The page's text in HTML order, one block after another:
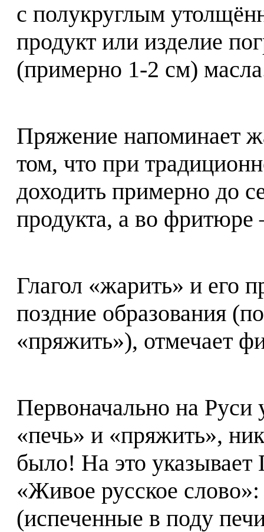
с полукруглым
продукт или изделие
(примерно 1-2 см)
Пряжение напоминает
том, что при
доходить примерно до
продукта, а во
Глагол «жарить» и его
поздние образования
«пряжить»), отмечает
Первоначально на Руси
«печь» и «пряжить»,
было! На это указывает
«Живое русское
(испеченные в поду